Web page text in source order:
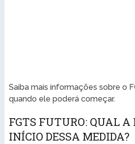
Saiba mais informações sobre o
quando ele poderá começar.
FGTS FUTURO: QUAL A
INÍCIO DESSA MEDIDA?